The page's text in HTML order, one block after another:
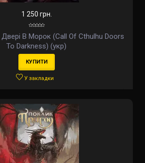
1 250 грн.
Двері В Морок (Call Of Cthulhu Doors
To Darkness) (укр)
КУПИТИ
У закладки